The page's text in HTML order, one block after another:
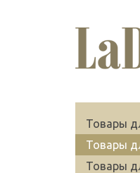
Товары
Товары
Товары